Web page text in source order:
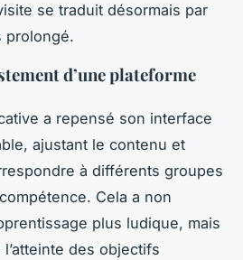
se traduit désormais par
prolongé.
d’une plateforme
a repensé son interface
ajustant le contenu et
à différents groupes
Cela a non
plus ludique, mais
des objectifs